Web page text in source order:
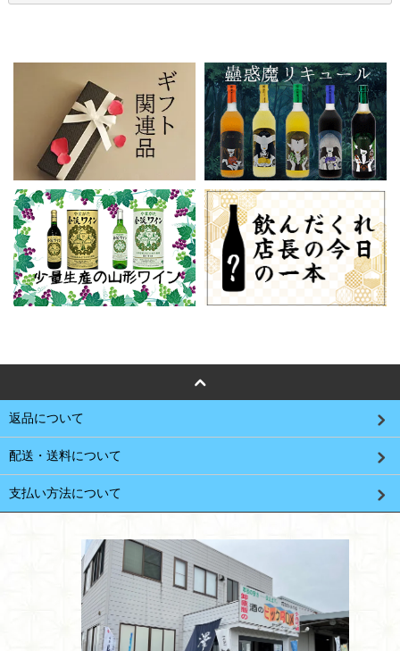
返品について
配送・送料について
支払い方法について